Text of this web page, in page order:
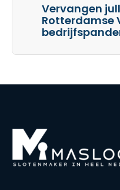
Vervangen
Rotterdamse